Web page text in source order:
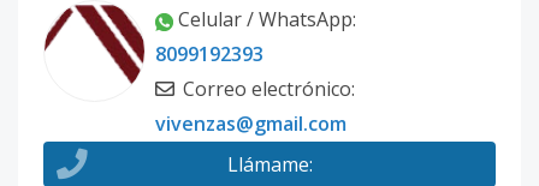
Celular / WhatsApp:
8099192393
Correo electrónico:
vivenzas@gmail.com
Llámame: